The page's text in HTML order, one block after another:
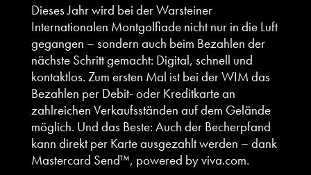
Dieses Jahr wird bei der Warsteiner
Internationalen Montgolfiade nicht nur in die Luft
gegangen – sondern auch beim Bezahlen der
nächste Schritt gemacht: Digital, schnell und
kontaktlos. Zum ersten Mal ist bei der WIM das
Bezahlen per Debit- oder Kreditkarte an
zahlreichen Verkaufsständen auf dem Gelände
möglich. Und das Beste: Auch der Becherpfand
kann direkt per Karte ausgezahlt werden – dank
Mastercard Send™, powered by viva.com.